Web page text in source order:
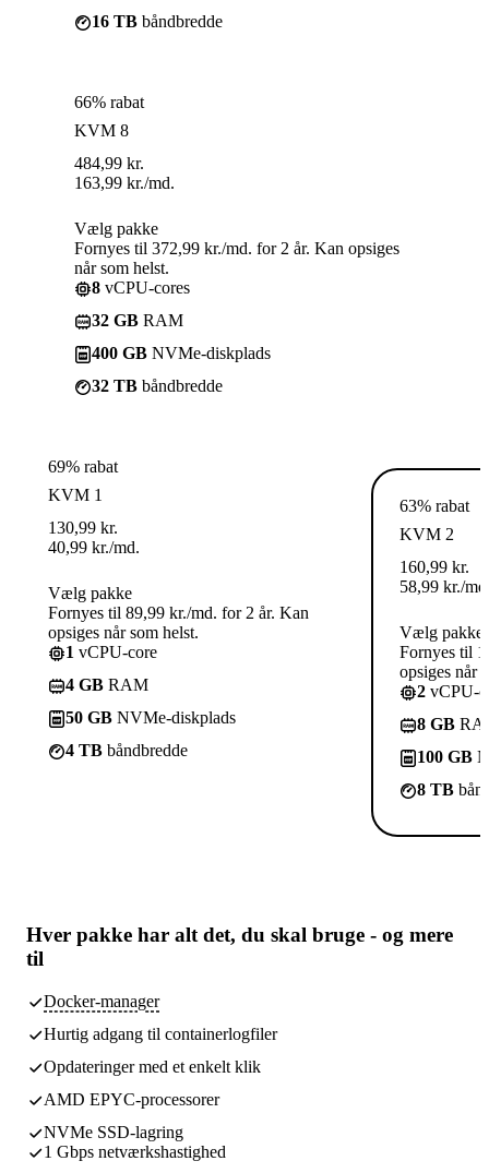
16 TB båndbredde
66% rabat
KVM 8
484,99 kr.
163,99 kr./md.
Vælg pakke
Fornyes til 372,99 kr./md. for 2 år. Kan opsiges
når som helst.
8 vCPU-cores
32 GB RAM
400 GB NVMe-diskplads
32 TB båndbredde
69% rabat
KVM 1
130,99 kr.
40,99 kr./md.
Vælg pakke
Fornyes til 89,99 kr./md. for 2 år. Kan
opsiges når som helst.
1 vCPU-core
4 GB RAM
50 GB NVMe-diskplads
4 TB båndbredde
63% rabat
KVM 2
160,99 kr.
58,99 kr./
Vælg pakke
Fornyes til
opsiges når
2 vCPU-
8 GB
100 GB
8 TB
Hver pakke har alt det, du skal bruge - og mere
til
Docker-manager
Hurtig adgang til containerlogfiler
Opdateringer med et enkelt klik
AMD EPYC-processorer
NVMe SSD-lagring
1 Gbps netværkshastighed